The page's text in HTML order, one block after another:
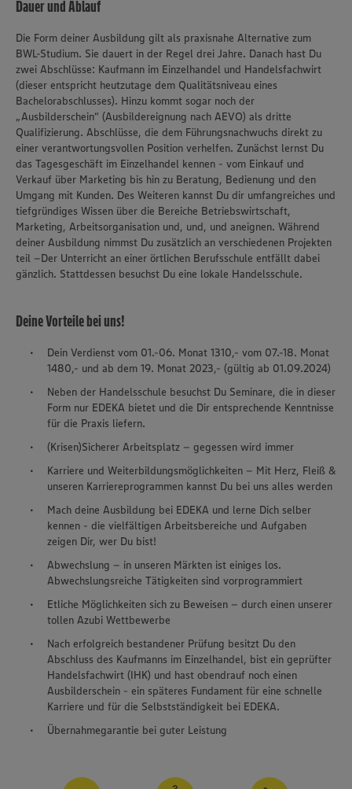
Dauer und Ablauf
Die Form deiner Ausbildung gilt als praxisnahe Alternative zum
BWL-Studium. Sie dauert in der Regel drei Jahre. Danach hast Du
zwei Abschlüsse: Kaufmann im Einzelhandel und Handelsfachwirt
(dieser entspricht heutzutage dem Qualitätsniveau eines
Bachelorabschlusses). Hinzu kommt sogar noch der
„Ausbilderschein“ (Ausbildereignung nach AEVO) als dritte
Qualifizierung. Abschlüsse, die dem Führungsnachwuchs direkt zu
einer verantwortungsvollen Position verhelfen. Zunächst lernst Du
das Tagesgeschäft im Einzelhandel kennen - vom Einkauf und
Verkauf über Marketing bis hin zu Beratung, Bedienung und den
Umgang mit Kunden. Des Weiteren kannst Du dir umfangreiches und
tiefgründiges Wissen über die Bereiche Betriebswirtschaft,
Marketing, Arbeitsorganisation und, und, und aneignen. Während
deiner Ausbildung nimmst Du zusätzlich an verschiedenen Projekten
teil –Der Unterricht an einer örtlichen Berufsschule entfällt dabei
gänzlich. Stattdessen besuchst Du eine lokale Handelsschule.
Deine Vorteile bei uns!
Dein Verdienst vom 01.-06. Monat 1310,- vom 07.-18. Monat
1480,- und ab dem 19. Monat 2023,- (gültig ab 01.09.2024)
Neben der Handelsschule besuchst Du Seminare, die in dieser
Form nur EDEKA bietet und die Dir entsprechende Kenntnisse
für die Praxis liefern.
(Krisen)Sicherer Arbeitsplatz – gegessen wird immer
Karriere und Weiterbildungsmöglichkeiten – Mit Herz, Fleiß &
unseren Karriereprogrammen kannst Du bei uns alles werden
Mach deine Ausbildung bei EDEKA und lerne Dich selber
kennen - die vielfältigen Arbeitsbereiche und Aufgaben
zeigen Dir, wer Du bist!
Abwechslung – in unseren Märkten ist einiges los.
Abwechslungsreiche Tätigkeiten sind vorprogrammiert
Etliche Möglichkeiten sich zu Beweisen – durch einen unserer
tollen Azubi Wettbewerbe
Nach erfolgreich bestandener Prüfung besitzt Du den
Abschluss des Kaufmanns im Einzelhandel, bist ein geprüfter
Handelsfachwirt (IHK) und hast obendrauf noch einen
Ausbilderschein - ein späteres Fundament für eine schnelle
Karriere und für die Selbstständigkeit bei EDEKA.
Übernahmegarantie bei guter Leistung